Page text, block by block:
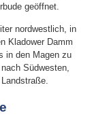
geöffnet.
nordwestlich, in
Kladower Damm
in den Magen zu
Südwesten,